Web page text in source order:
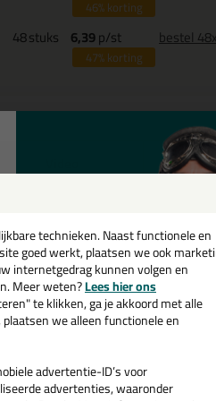
46%korting
48stuks 6,39p/st
47%korting
bestel
600ml in Zwart
Deze lijmkit Seal-It 350
en veelzijdige kit welke
Bestel de Seal-It 350 Super-
kenmerken van dit product?
technieken. Naast functionele en
goed werkt, plaatsen we ook
internetgedrag kunnen volgen en
Meer weten?Lees hier ons
te klikken, ga je akkoord met alle
plaatsen we alleen functionele en
advertentie-ID’s voor
advertenties, waaronder